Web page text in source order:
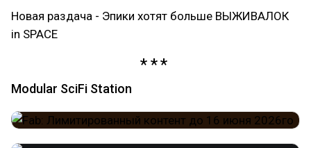
Новая раздача - Эпики хотят больше ВЫЖИВАЛОК
in SPACE
Modular SciFi Station